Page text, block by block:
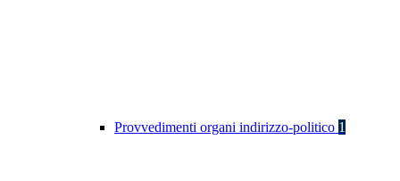
Provvedimenti organi indirizzo-politico 1